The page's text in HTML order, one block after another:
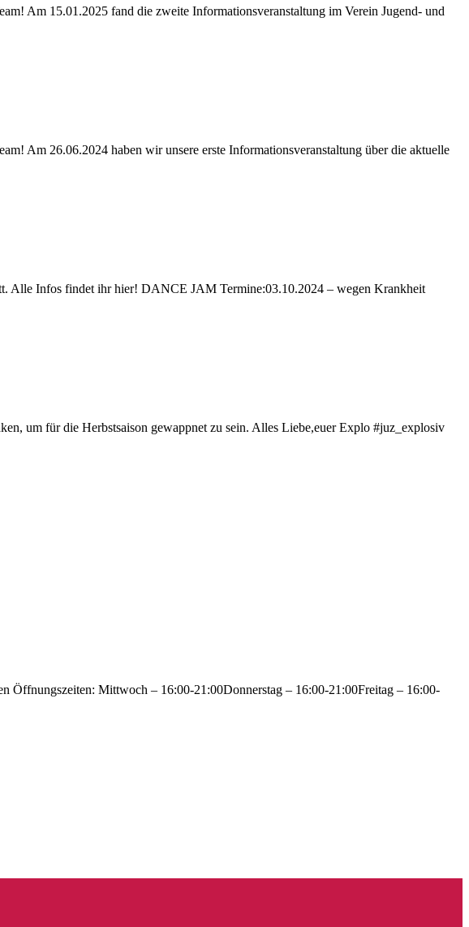
Am 15.01.2025 fand die zweite Informationsveranstaltung im Verein Jugend- und
Am 26.06.2024 haben wir unsere erste Informationsveranstaltung über die aktuelle
Alle Infos findet ihr hier! DANCE JAM Termine:03.10.2024 – wegen Krankheit
um für die Herbstsaison gewappnet zu sein. Alles Liebe,euer Explo #juz_explosiv
Öffnungszeiten: Mittwoch – 16:00-21:00Donnerstag – 16:00-21:00Freitag – 16:00-